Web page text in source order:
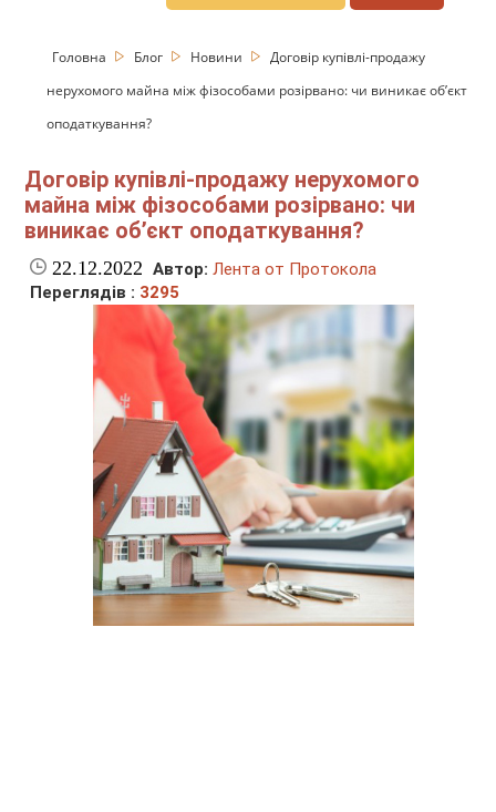
Головна Блог Новини
Договір купівлі-продажу
нерухомого майна між фізособами розірвано: чи виникає об’єкт
оподаткування?
Договір купівлі-продажу нерухомого
майна між фізособами розірвано: чи
виникає об’єкт оподаткування?
22.12.2022 Автор: Лента от Протокола
Переглядів : 3295